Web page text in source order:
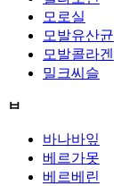
모로실
모발유산균
모발콜라겐
밀크씨슬
ㅂ
바나바잎
베르가못
베르베린